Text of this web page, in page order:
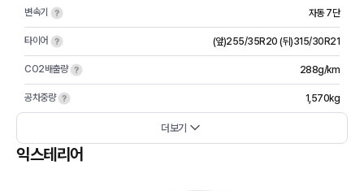
변속기 자동 7단
타이어 (앞)255/35R20 (뒤)315/30R21
CO2배출량 288g/km
공차중량 1,570kg
더보기
익스테리어